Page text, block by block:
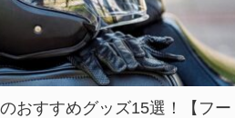
おすすめグッズ15選！【フー